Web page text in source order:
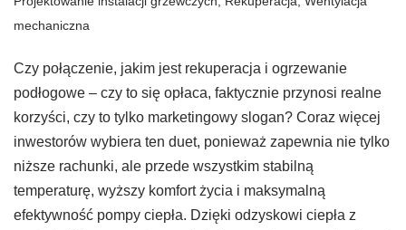
mechaniczna
Czy połączenie, jakim jest rekuperacja i ogrzewanie
podłogowe – czy to się opłaca, faktycznie przynosi realne
korzyści, czy to tylko marketingowy slogan? Coraz więcej
inwestorów wybiera ten duet, ponieważ zapewnia nie tylko
niższe rachunki, ale przede wszystkim stabilną
temperaturę, wyższy komfort życia i maksymalną
efektywność pompy ciepła. Dzięki odzyskowi ciepła z